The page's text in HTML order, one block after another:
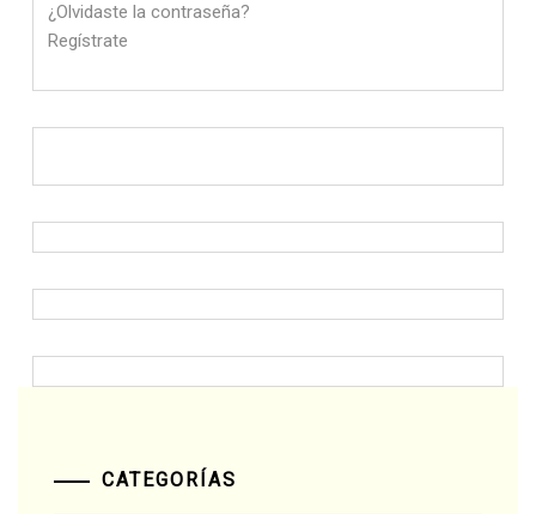
¿Olvidaste la contraseña?
Regístrate
CATEGORÍAS